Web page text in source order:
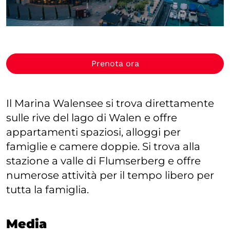
Prenota ora
Il Marina Walensee si trova direttamente
sulle rive del lago di Walen e offre
appartamenti spaziosi, alloggi per
famiglie e camere doppie. Si trova alla
stazione a valle di Flumserberg e offre
numerose attività per il tempo libero per
tutta la famiglia.
Media